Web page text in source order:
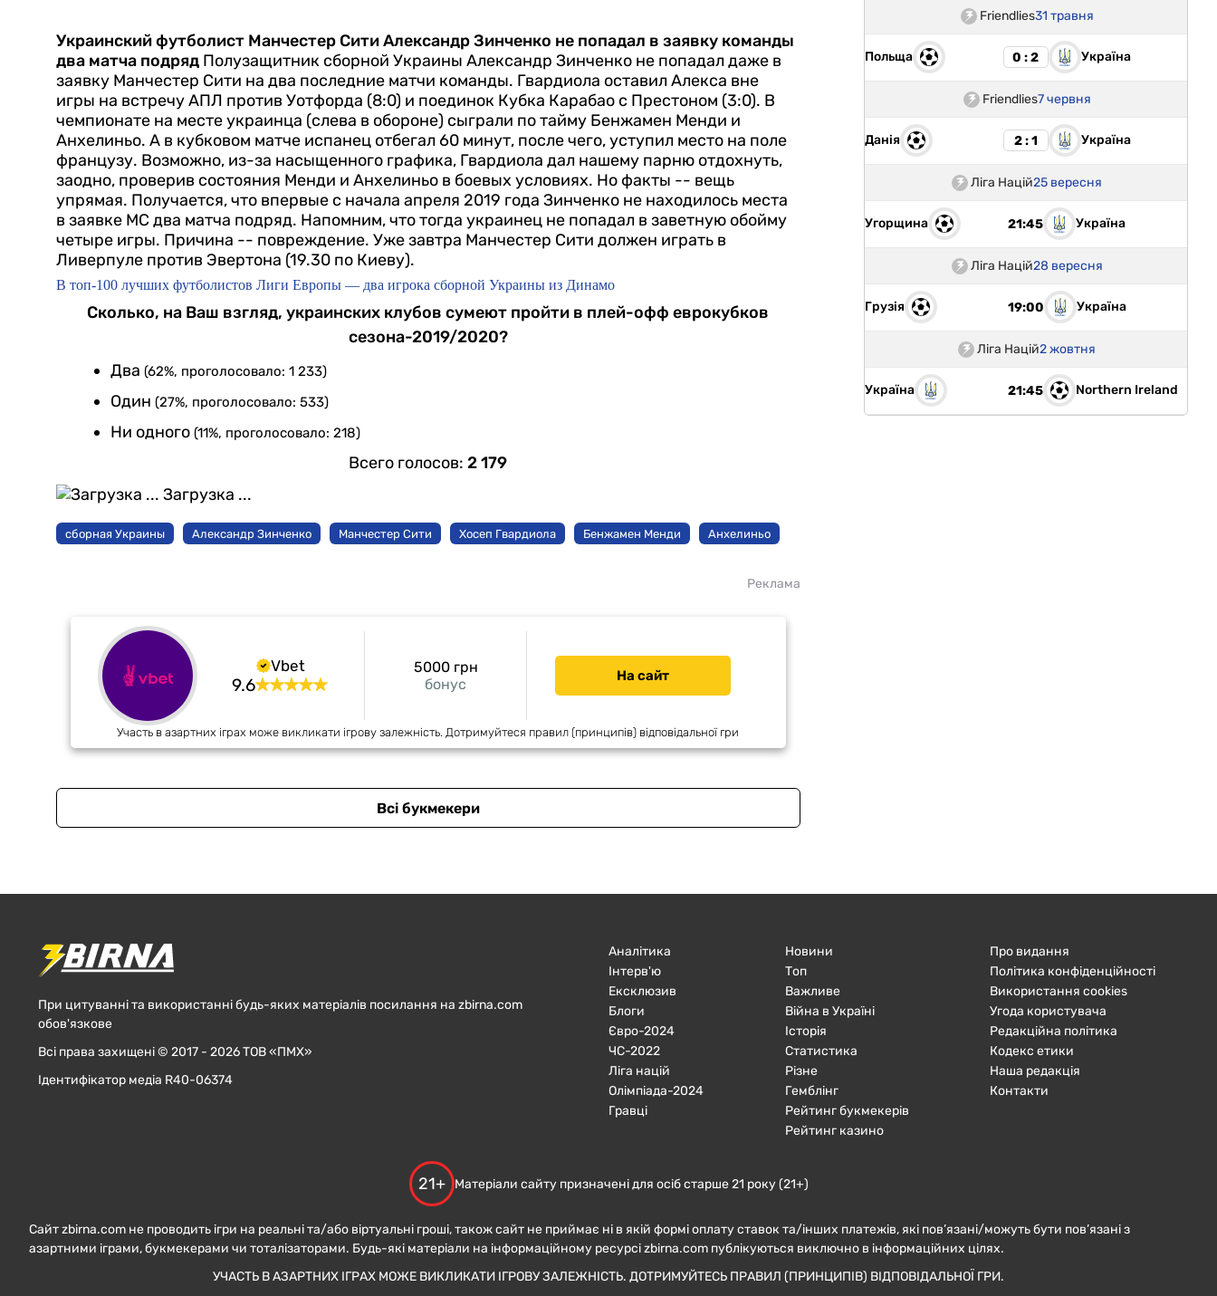
Украинский футболист Манчестер Сити Александр Зинченко не попадал в заявку команды
два матча подряд Полузащитник сборной Украины Александр Зинченко не попадал даже в
заявку Манчестер Сити на два последние матчи команды. Гвардиола оставил Алекса вне
игры на встречу АПЛ против Уотфорда (8:0) и поединок Кубка Карабао с Престоном (3:0). В
чемпионате на месте украинца (слева в обороне) сыграли по тайму Бенжамен Менди и
Анхелиньо. А в кубковом матче испанец отбегал 60 минут, после чего, уступил место на поле
французу. Возможно, из-за насыщенного графика, Гвардиола дал нашему парню отдохнуть,
заодно, проверив состояния Менди и Анхелиньо в боевых условиях. Но факты -- вещь
упрямая. Получается, что впервые с начала апреля 2019 года Зинченко не находилось места
в заявке МС два матча подряд. Напомним, что тогда украинец не попадал в заветную обойму
четыре игры. Причина -- повреждение. Уже завтра Манчестер Сити должен играть в
Ливерпуле против Эвертона (19.30 по Киеву).
В топ-100 лучших футболистов Лиги Европы — два игрока сборной Украины из Динамо
Сколько, на Ваш взгляд, украинских клубов сумеют пройти в плей-офф еврокубков
сезона-2019/2020?
Два (62%, проголосовало: 1 233)
Один (27%, проголосовало: 533)
Ни одного (11%, проголосовало: 218)
Всего голосов:2 179
Загрузка ...
сборная Украины Александр Зинченко Манчестер Сити Хосеп Гвардиола Бенжамен Менди Анхелиньо
Реклама
Vbet
9.6 бонус
5000 грн На сайт
Участь в азартних іграх може викликати ігрову залежність. Дотримуйтеся правил (принципів) відповідальної гри
Всі букмекери
Friendlies31 травня
Польща 0 : 2 Україна
Friendlies7 червня
Данія 2 : 1 Україна
Ліга Націй25 вересня
Угорщина 21:45 Україна
Ліга Націй28 вересня
Грузія 19:00 Україна
Ліга Націй2 жовтня
Україна 21:45 Northern Ireland
При цитуванні та використанні будь-яких матеріалів посилання на zbirna.com
обов'язкове
Всі права захищені © 2017 - 2026 ТОВ «ПМХ»
Ідентифікатор медіа R40-06374
Аналітика
Інтерв'ю
Ексклюзив
Блоги
Євро-2024
ЧC-2022
Ліга націй
Олімпіада-2024
Гравці
Новини
Топ
Важливе
Війна в Україні
Історія
Статистика
Різне
Гемблінг
Рейтинг букмекерів
Рейтинг казино
Про видання
Політика конфіденційності
Використання cookies
Угода користувача
Редакційна політика
Кодекс етики
Наша редакція
Контакти
21+ Матеріали сайту призначені для осіб старше 21 року (21+)
Сайт zbirna.com не проводить ігри на реальні та/або віртуальні гроші, також сайт не приймає ні в якій формі оплату ставок та/інших платежів, які пов’язані/можуть бути пов’язані з
азартними іграми, букмекерами чи тоталізаторами. Будь-які матеріали на інформаційному ресурсі zbirna.com публікуються виключно в інформаційних цілях.
УЧАСТЬ В АЗАРТНИХ ІГРАХ МОЖЕ ВИКЛИКАТИ ІГРОВУ ЗАЛЕЖНІСТЬ. ДОТРИМУЙТЕСЬ ПРАВИЛ (ПРИНЦИПІВ) ВІДПОВІДАЛЬНОЇ ГРИ.